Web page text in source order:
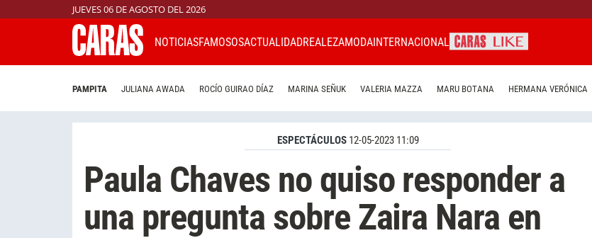
JUEVES 06 DE AGOSTO DEL 2026
NOTICIASFAMOSOSACTUALIDADREALEZAMODAINTERNACIONAL
PAMPITA JULIANA AWADA ROCÍO GUIRAO DÍAZ MARINA SEÑUK VALERIA MAZZA MARU BOTANA HERMANA VERÓNICA
ESPECTÁCULOS 12-05-2023 11:09
Paula Chaves no quiso responder a
una pregunta sobre Zaira Nara en